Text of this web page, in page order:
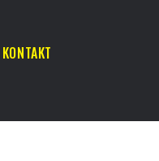
KONTAKT